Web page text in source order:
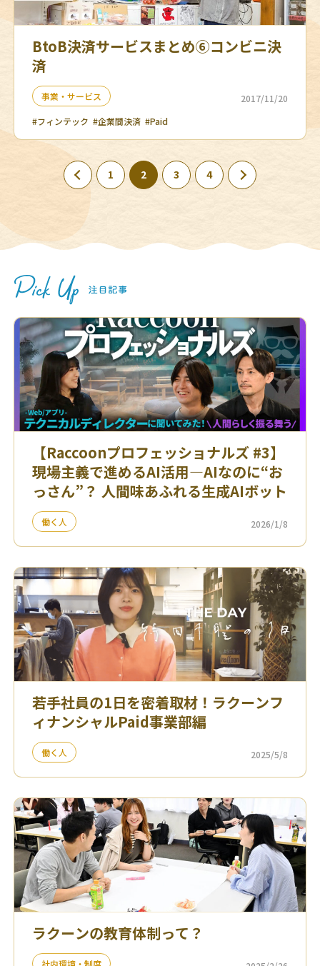
BtoB決済サービスまとめ⑥コンビニ決
済
事業・サービス
2017/11/20
#フィンテック #企業間決済 #Paid
1 2 3 4
【Raccoonプロフェッショナルズ #3】
現場主義で進めるAI活用—AIなのに“お
っさん”？ 人間味あふれる生成AIボット
働く人 2026/1/8
若手社員の1日を密着取材！ラクーンフ
ィナンシャルPaid事業部編
働く人 2025/5/8
ラクーンの教育体制って？